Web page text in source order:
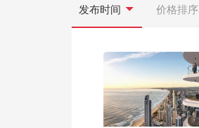
发布时间 价格排序